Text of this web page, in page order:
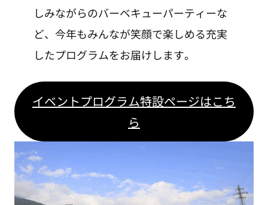
しみながらのバーベキューパーティーな
ど、今年もみんなが笑顔で楽しめる充実
したプログラムをお届けします。
イベントプログラム特設ページはこち
ら